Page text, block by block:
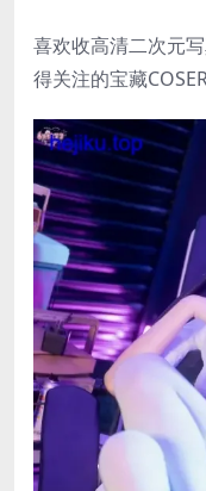
喜欢收高清二次元
得关注的宝藏COSER